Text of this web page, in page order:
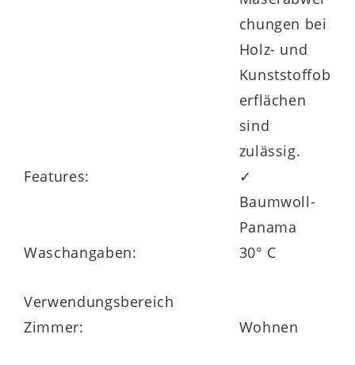
chungen bei
Holz- und
Kunststoffob
erflächen
sind
zulässig.
Features:
✓
Baumwoll-
Panama
Waschangaben:
30° C
Verwendungsbereich
Zimmer:
Wohnen